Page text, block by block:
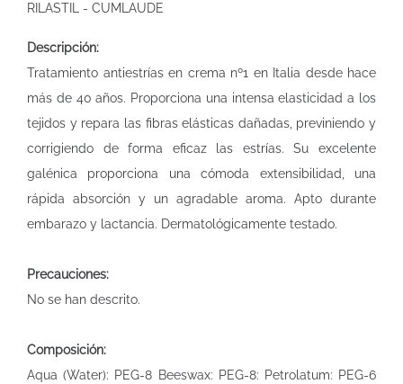
RILASTIL - CUMLAUDE
Descripción:
Tratamiento antiestrías en crema nº1 en Italia desde hace
más de 40 años. Proporciona una intensa elasticidad a los
tejidos y repara las fibras elásticas dañadas, previniendo y
corrigiendo de forma eficaz las estrías. Su excelente
galénica proporciona una cómoda extensibilidad, una
rápida absorción y un agradable aroma. Apto durante
embarazo y lactancia. Dermatológicamente testado.
Precauciones:
No se han descrito.
Composición:
Aqua (Water): PEG-8 Beeswax: PEG-8: Petrolatum: PEG-6